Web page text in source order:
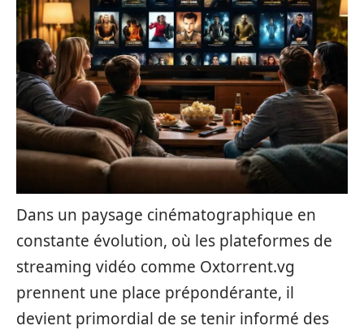
Dans un paysage cinématographique en
constante évolution, où les plateformes de
streaming vidéo comme Oxtorrent.vg
prennent une place prépondérante, il
devient primordial de se tenir informé des